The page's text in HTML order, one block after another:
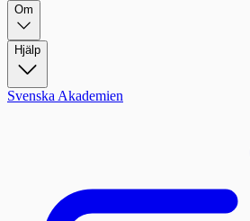
Om
Hjälp
Svenska Akademien